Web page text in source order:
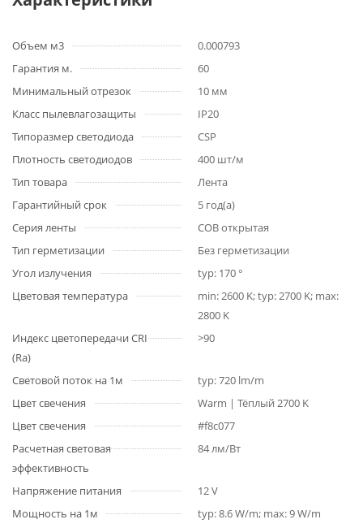
Объем м3
0.000793
Гарантия м.
60
Минимальный отрезок
10 мм
Класс пылевлагозащиты
IP20
Типоразмер светодиода
CSP
Плотность светодиодов
400 шт/м
Тип товара
Лента
Гарантийный срок
5 год(а)
Серия ленты
COB открытая
Тип герметизации
Без герметизации
Угол излучения
typ: 170 °
Цветовая температура
min: 2600 K; typ: 2700 K; max:
2800 K
Индекс цветопередачи CRI
(Ra)
>90
Световой поток на 1м
typ: 720 lm/m
Цвет свечения
Warm | Тёплый 2700 K
Цвет свечения
#f8c077
Расчетная световая
эффективность
84 лм/Вт
Напряжение питания
12 V
Мощность на 1м
typ: 8.6 W/m; max: 9 W/m